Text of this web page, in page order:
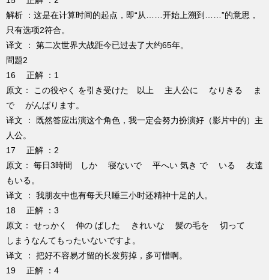
解析 ：这是在计算时间的起点，即“从……开始上溯到……”的意思，
只有选项2符合。
译文 ： 第二次世界大战距今已过去了大约65年。
問題2
16 正解 ：1
原文： この役やく を引き受けた 以上 主人公に なりきる ま
で がんばります。
译文 ： 既然答应出演这个角色，我一定会努力扮演好（影片中的）主
人公。
17 正解 ：2
原文： 毎日3時間 しか 寝ないで 平へい 気き で いる 友達
もいる。
译文 ： 我朋友中也有每天只睡三小时还精神十足的人。
18 正解 ：3
原文： せっかく 伸の ばした きれいな 髪の毛を 切って
しまうなんてもったいないですよ。
译文 ： 把好不容易才留的长发剪掉，多可惜啊。
19 正解 ：4